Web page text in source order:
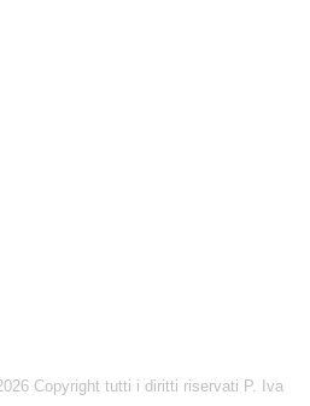
Copyright tutti i diritti riservati P. Iva